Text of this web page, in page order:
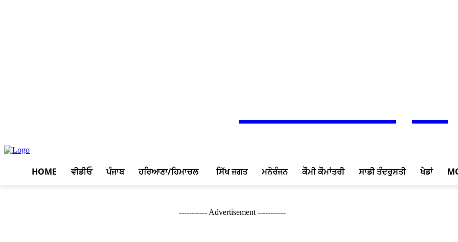
HOME ਵੀਡੀਓ ਪੰਜਾਬ ਹਰਿਆਣਾ/ਹਿਮਾਚਲ ਸਿੱਖ ਜਗਤ ਮਨੋਰੰਜਨ ਕੌਮੀ ਕੌਮਾਂਤਰੀ ਸਾਡੀ ਤੰਦਰੁਸਤੀ ਖੇਡਾਂ
----------- Advertisement -----------